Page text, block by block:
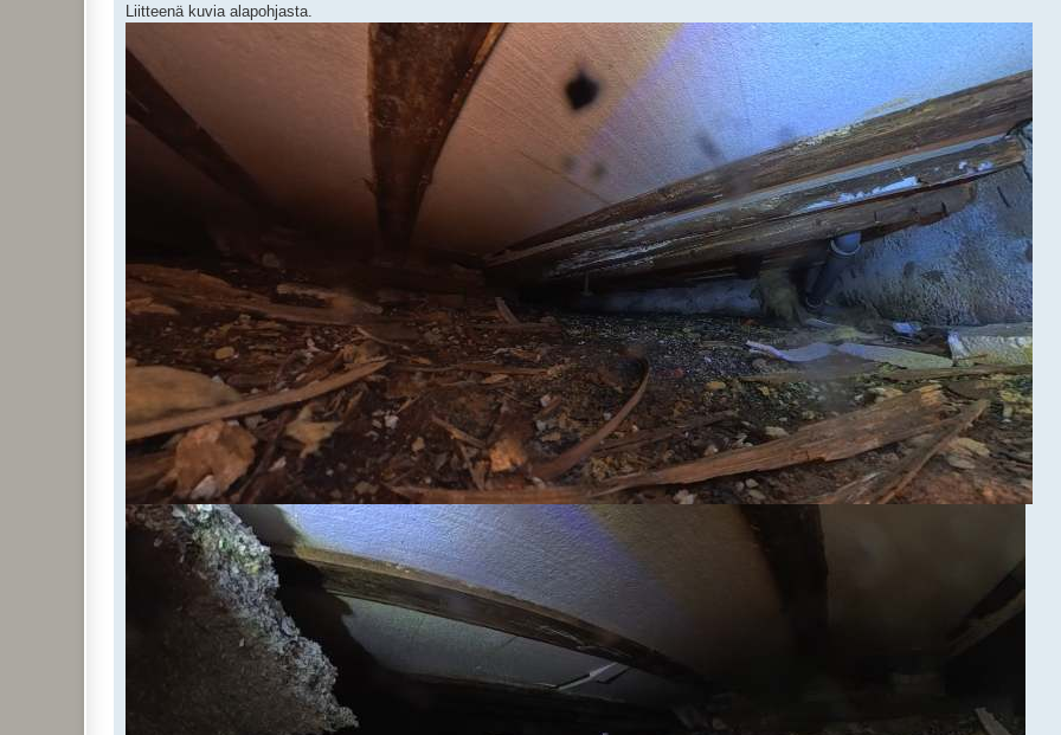
Liitteenä kuvia alapohjasta.